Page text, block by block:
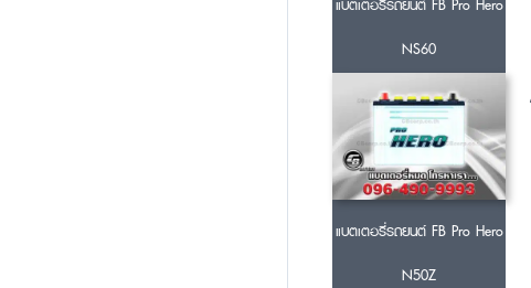
NS60
แบตเตอรี่รถยนต์ FB Pro Hero
N50Z